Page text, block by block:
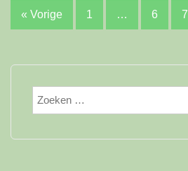
Berichten
« Vorige 1 … 6 7
Zoeken
naar: